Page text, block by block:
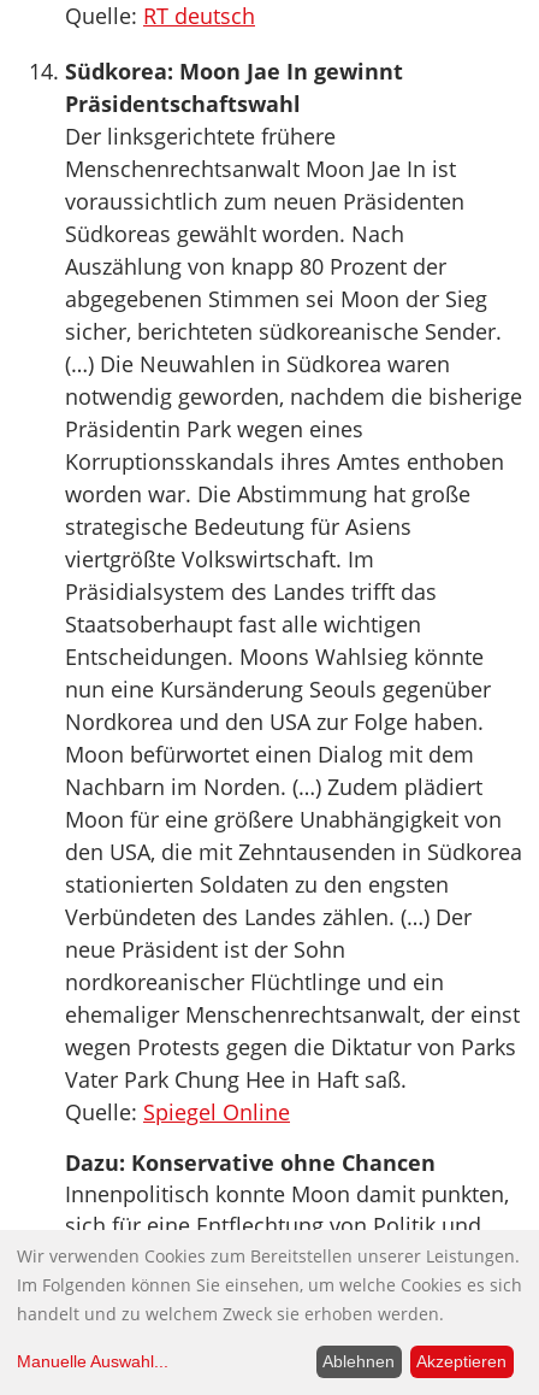
Quelle: RT deutsch
Südkorea: Moon Jae In gewinnt
Präsidentschaftswahl
Der linksgerichtete frühere
Menschenrechtsanwalt Moon Jae In ist
voraussichtlich zum neuen Präsidenten
Südkoreas gewählt worden. Nach
Auszählung von knapp 80 Prozent der
abgegebenen Stimmen sei Moon der Sieg
sicher, berichteten südkoreanische Sender.
(…) Die Neuwahlen in Südkorea waren
notwendig geworden, nachdem die bisherige
Präsidentin Park wegen eines
Korruptionsskandals ihres Amtes enthoben
worden war. Die Abstimmung hat große
strategische Bedeutung für Asiens
viertgrößte Volkswirtschaft. Im
Präsidialsystem des Landes trifft das
Staatsoberhaupt fast alle wichtigen
Entscheidungen. Moons Wahlsieg könnte
nun eine Kursänderung Seouls gegenüber
Nordkorea und den USA zur Folge haben.
Moon befürwortet einen Dialog mit dem
Nachbarn im Norden. (…) Zudem plädiert
Moon für eine größere Unabhängigkeit von
den USA, die mit Zehntausenden in Südkorea
stationierten Soldaten zu den engsten
Verbündeten des Landes zählen. (…) Der
neue Präsident ist der Sohn
nordkoreanischer Flüchtlinge und ein
ehemaliger Menschenrechtsanwalt, der einst
wegen Protests gegen die Diktatur von Parks
Vater Park Chung Hee in Haft saß.
Quelle: Spiegel Online
Dazu: Konservative ohne Chancen
Innenpolitisch konnte Moon damit punkten,
sich für eine Entflechtung von Politik und
Wirtschaft einzusetzen, was vor allem die
großen Finanz- und Wirtschaftskonglomerate
beträfe. Vermehrt soll Wohnraum für junge
Ehepaare und Haushalte mit niedrigem
Einkommen geschaffen und darauf
Wir verwenden Cookies zum Bereitstellen unserer Leistungen.
Im Folgenden können Sie einsehen, um welche Cookies es sich
handelt und zu welchem Zweck sie erhoben werden.
Manuelle Auswahl... Ablehnen Akzeptieren